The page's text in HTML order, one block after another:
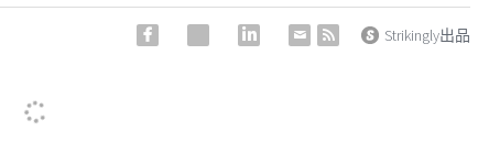
Strikingly出品